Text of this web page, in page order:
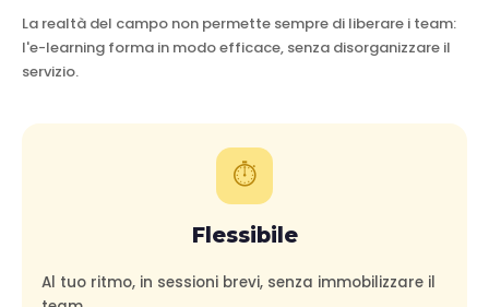
La realtà del campo non permette sempre di liberare i team:
l'e-learning forma in modo efficace, senza disorganizzare il
servizio.
⏱️
Flessibile
Al tuo ritmo, in sessioni brevi, senza immobilizzare il